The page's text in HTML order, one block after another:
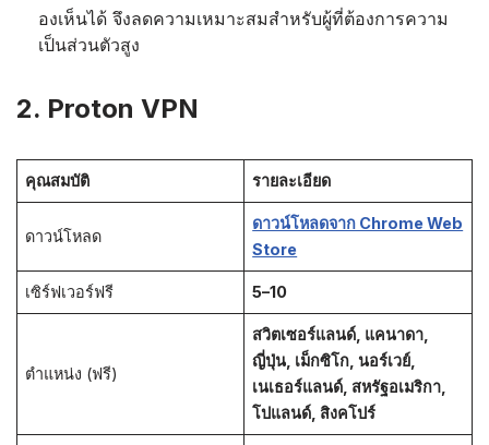
องเห็นได้ จึงลดความเหมาะสมสำหรับผู้ที่ต้องการความ
เป็นส่วนตัวสูง
2. Proton VPN
คุณสมบัติ รายละเอียด
ดาวน์โหลด
ดาวน์โหลดจาก Chrome Web
Store
เซิร์ฟเวอร์ฟรี 5–10
ตำแหน่ง (ฟรี)
สวิตเซอร์แลนด์, แคนาดา,
ญี่ปุ่น, เม็กซิโก, นอร์เวย์,
เนเธอร์แลนด์, สหรัฐอเมริกา,
โปแลนด์, สิงคโปร์